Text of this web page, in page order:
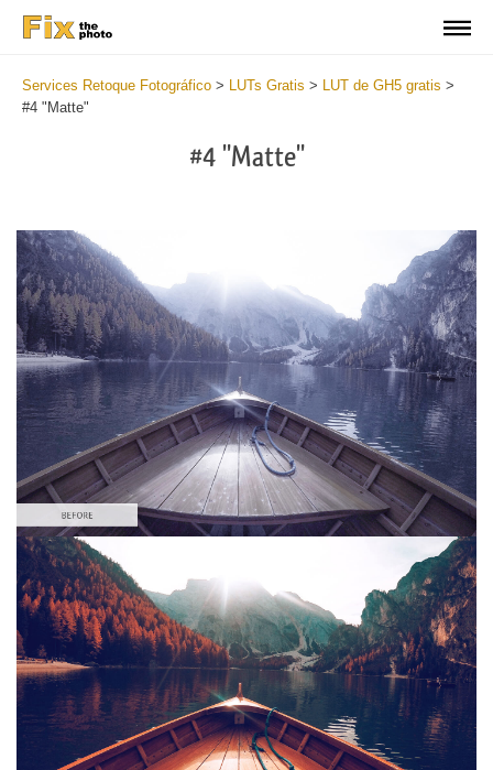
Services Retoque Fotográfico > LUTs Gratis > LUT de GH5 gratis >
#4 "Matte"
#4 "Matte"
Por favor seleccione
Free Gh5 LUT #4
Premium Mavic Pro LUTs
Must-Have Collection (160 LUTs)
Entire Collection (260 LUTs)
Descarga gratis